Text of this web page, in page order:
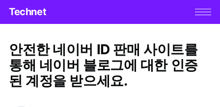
Technet
안전한 네이버 ID 판매 사이트를
통해 네이버 블로그에 대한 인증
된 계정을 받으세요.